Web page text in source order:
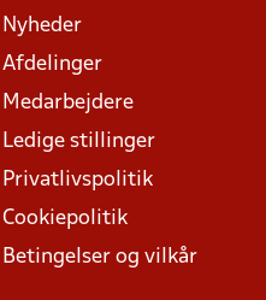
Nyheder
Afdelinger
Medarbejdere
Ledige stillinger
Privatlivspolitik
Cookiepolitik
Betingelser og vilkår